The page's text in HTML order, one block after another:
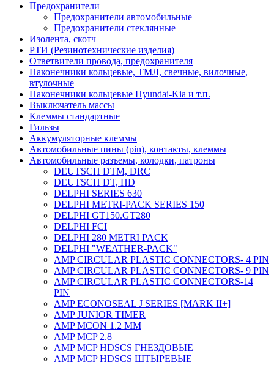
Предохранители
Предохранители автомобильные
Предохранители стеклянные
Изолента, скотч
РТИ (Резинотехнические изделия)
Ответвители провода, предохранителя
Наконечники кольцевые, ТМЛ, свечные, вилочные,
втулочные
Наконечники кольцевые Hyundai-Kia и т.п.
Выключатель массы
Клеммы стандартные
Гильзы
Аккумуляторные клеммы
Автомобильные пины (pin), контакты, клеммы
Автомобильные разъемы, колодки, патроны
DEUTSCH DTM, DRC
DEUTSCH DT, HD
DELPHI SERIES 630
DELPHI METRI-PACK SERIES 150
DELPHI GT150.GT280
DELPHI FCI
DELPHI 280 METRI PACK
DELPHI "WEATHER-PACK"
AMP CIRCULAR PLASTIC CONNECTORS- 4 PIN
AMP CIRCULAR PLASTIC CONNECTORS- 9 PIN
AMP CIRCULAR PLASTIC CONNECTORS-14
PIN
AMP ECONOSEAL J SERIES [MARK II+]
AMP JUNIOR TIMER
AMP MCON 1.2 MM
AMP MCP 2.8
AMP MCP HDSCS ГНЕЗДОВЫЕ
AMP MCP HDSCS ШТЫРЕВЫЕ